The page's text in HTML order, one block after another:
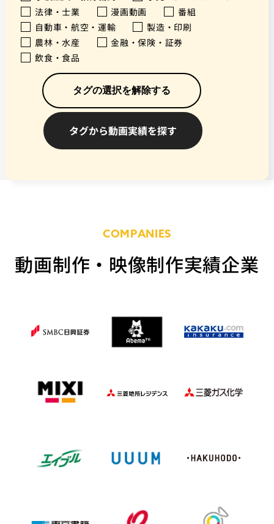
法律・士業
漫画動画
番組
自動車・航空・運輸
製造・印刷
農林・水産
金融・保険・証券
飲食・食品
タグの選択を解除する
COMPANIES
動画制作・映像制作実績企業